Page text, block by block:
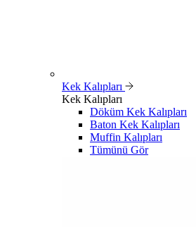
Kek Kalıpları
Kek Kalıpları
Döküm Kek Kalıpları
Baton Kek Kalıpları
Muffin Kalıpları
Tümünü Gör